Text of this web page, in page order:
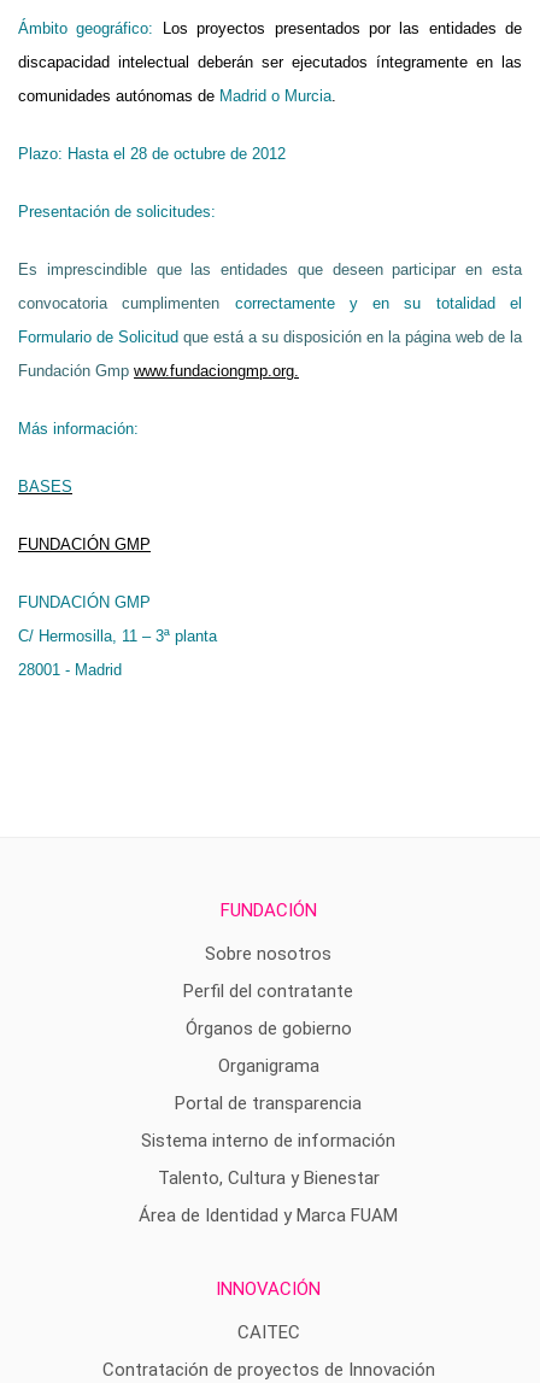
Ámbito geográfico:
Los proyectos presentados por las entidades de
discapacidad intelectual deberán ser ejecutados íntegramente en las
comunidades autónomas de Madrid o Murcia.
Plazo: Hasta el 28 de octubre de 2012
Presentación de solicitudes:
Es imprescindible que las entidades que deseen participar en esta
convocatoria cumplimenten correctamente y en su totalidad el
Formulario de Solicitud que está a su disposición en la página web de la
Fundación Gmp www.fundaciongmp.org.
Más información:
BASES
FUNDACIÓN GMP
FUNDACIÓN GMP
C/ Hermosilla, 11 – 3ª planta
28001 - Madrid
FUNDACIÓN
Sobre nosotros
Perfil del contratante
Órganos de gobierno
Organigrama
Portal de transparencia
Sistema interno de información
Talento, Cultura y Bienestar
Área de Identidad y Marca FUAM
INNOVACIÓN
CAITEC
Contratación de proyectos de Innovación